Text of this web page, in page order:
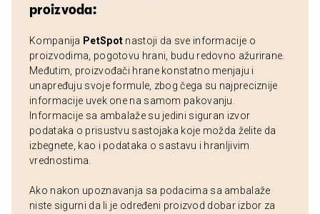
proizvoda:
Kompanija PetSpot nastoji da sve informacije o
proizvodima, pogotovu hrani, budu redovno ažurirane.
Međutim, proizvođači hrane konstatno menjaju i
unapređuju svoje formule, zbog čega su najpreciznije
informacije uvek one na samom pakovanju.
Informacije sa ambalaže su jedini siguran izvor
podataka o prisustvu sastojaka koje možda želite da
izbegnete, kao i podataka o sastavu i hranljivim
vrednostima.
Ako nakon upoznavanja sa podacima sa ambalaže
niste sigurni da li je određeni proizvod dobar izbor za